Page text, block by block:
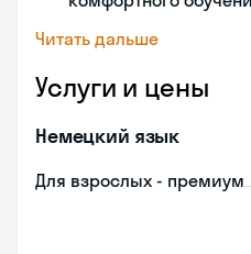
Читать дальше
Услуги и цены
Немецкий язык
Для взрослых - премиум